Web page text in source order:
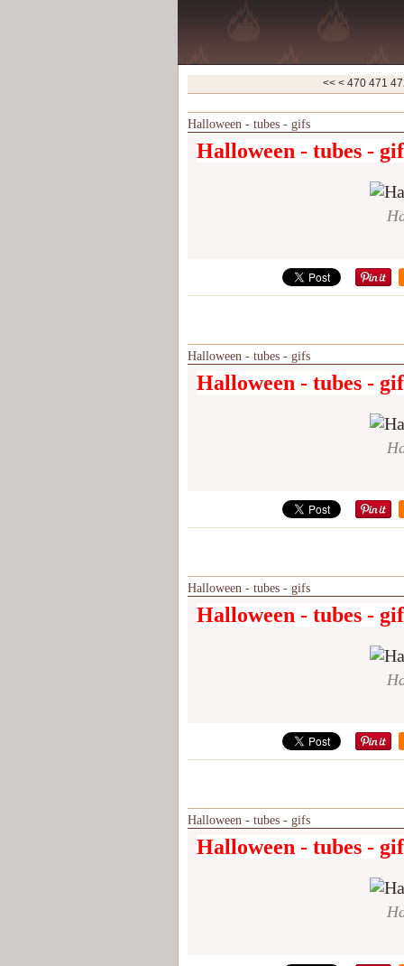
<< < 400
410
420
430
440
450
460
470 471
Halloween - tubes - gifs
Halloween - tubes -
Halloween - tubes - gifs
Halloween - tubes -
Halloween - tubes - gifs
Halloween - tubes -
Halloween - tubes - gifs
Halloween - tubes -